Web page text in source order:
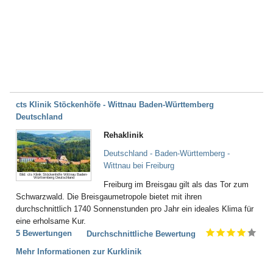
cts Klinik Stöckenhöfe - Wittnau Baden-Württemberg
Deutschland
Bild: cts Klinik Stöckenhöfe Wittnau Baden-
Württemberg Deutschland
Rehaklinik
Deutschland - Baden-Württemberg -
Wittnau bei Frei­burg
Freiburg im Breisgau gilt als das Tor zum
Schwarzwald. Die Breisgaumetropole bietet mit ihren
durchschnittlich 1740 Sonnenstunden pro Jahr ein ideales Klima für
eine erholsame Kur.
5 Bewertungen
Durchschnittliche Bewertung
Mehr Informationen zur Kurklinik